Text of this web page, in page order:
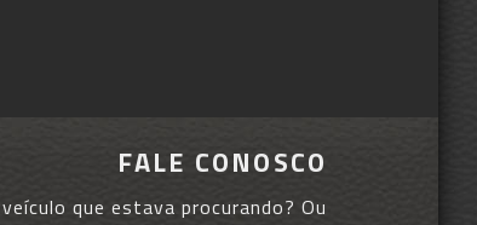
FALE CONOSCO
que estava procurando? Ou